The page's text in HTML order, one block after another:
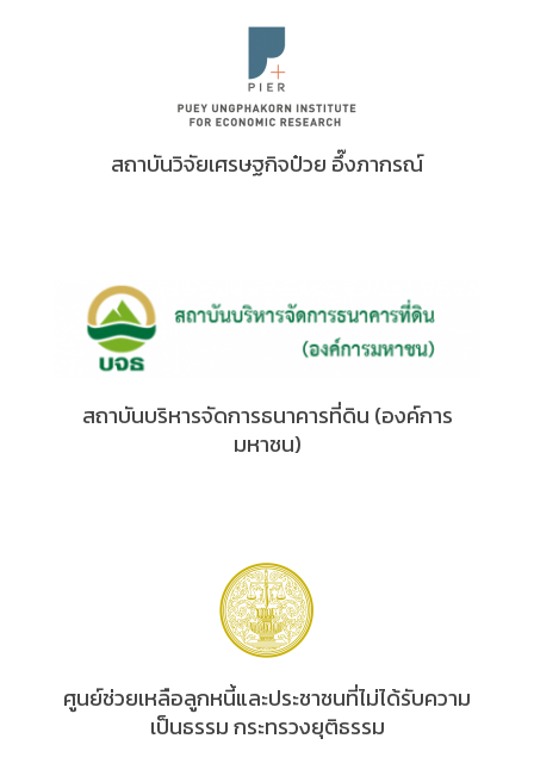
สถาบันวิจัยเศรษฐกิจป๋วย อึ๊งภากรณ์
สถาบันบริหารจัดการธนาคารที่ดิน (องค์การ
มหาชน)
ศูนย์ช่วยเหลือลูกหนี้และประชาชนที่ไม่ได้รับความ
เป็นธรรม กระทรวงยุติธรรม